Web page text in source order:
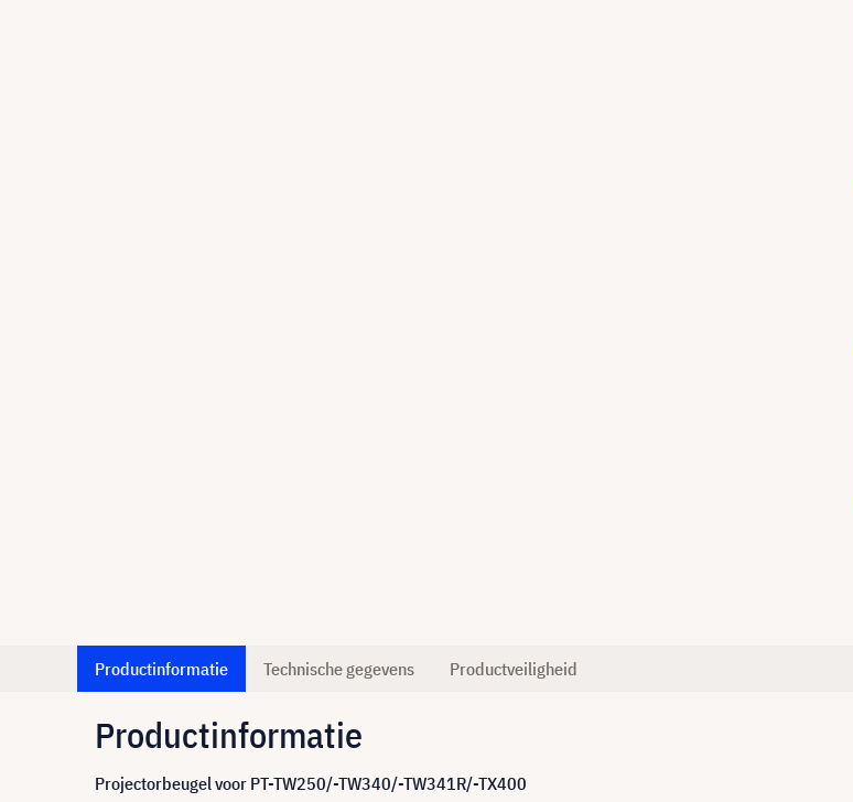
Productinformatie Technische gegevens Productveiligheid
Productinformatie
Projectorbeugel voor PT-TW250/-TW340/-TW341R/-TX400